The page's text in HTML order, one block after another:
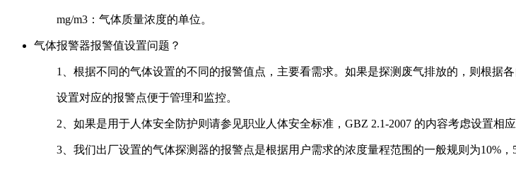
mg/m3：气体质量浓度的单位。
气体报警器报警值设置问题？
1、根据不同的气体设置的不同的报警值点，主要看需求。如果是探测废气排放的，则根据各
设置对应的报警点便于管理和监控。
2、如果是用于人体安全防护则请参见职业人体安全标准，GBZ 2.1-2007 的内容考虑设置相应
3、我们出厂设置的气体探测器的报警点是根据用户需求的浓度量程范围的一般规则为10%，